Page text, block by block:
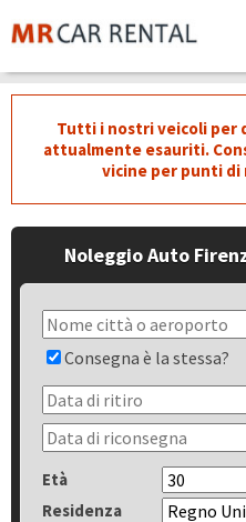
Tutti i nostri veicoli per
attualmente esauriti.
vicine per punti
Noleggio Auto
Consegna è la stessa?
Età
Residenza